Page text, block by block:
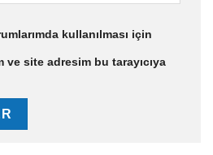
kullanılması için
ve site adresim bu tarayıcıya